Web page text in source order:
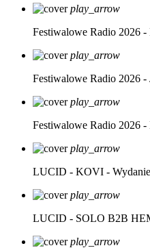
play_arrow
Festiwalowe Radio 2026 -
play_arrow
Festiwalowe Radio 2026 -
play_arrow
Festiwalowe Radio 2026
play_arrow
LUCID - KOVI -
play_arrow
LUCID - SOLO B2B
play_arrow